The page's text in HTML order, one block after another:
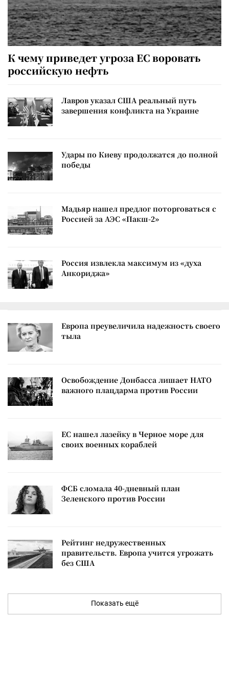
К чему приведет угроза ЕС воровать
российскую нефть
Лавров указал США реальный путь
завершения конфликта на Украине
Удары по Киеву продолжатся до полной
победы
Мадьяр нашел предлог поторговаться с
Россией за АЭС «Пакш-2»
Россия извлекла максимум из «духа
Анкориджа»
Европа преувеличила надежность своего
тыла
Освобождение Донбасса лишает НАТО
важного плацдарма против России
ЕС нашел лазейку в Черное море для
своих военных кораблей
ФСБ сломала 40-дневный план
Зеленского против России
Рейтинг недружественных
правительств. Европа учится угрожать
без США
Показать ещё